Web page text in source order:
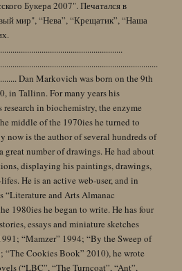
Букера 2007". Печатался в
мир", “Нева”, “Крещатик”, “Наша
Dan Markovich was born on the 9th
in Tallinn. For many years his
research in biochemistry, the enzyme
middle of the 1970ies he turned to
now is the author of several hundreds of
great number of drawings. He had about
displaying his paintings, drawings,
He is an active web-user, and in
“Literature and Arts Almanac
1980ies he began to write. He has four
essays and miniature sketches
“Mamzer” 1994; “By the Sweep of
“The Cookies Book” 2010), he wrote
(“LBC”, “The Turncoat”, “Ant”,